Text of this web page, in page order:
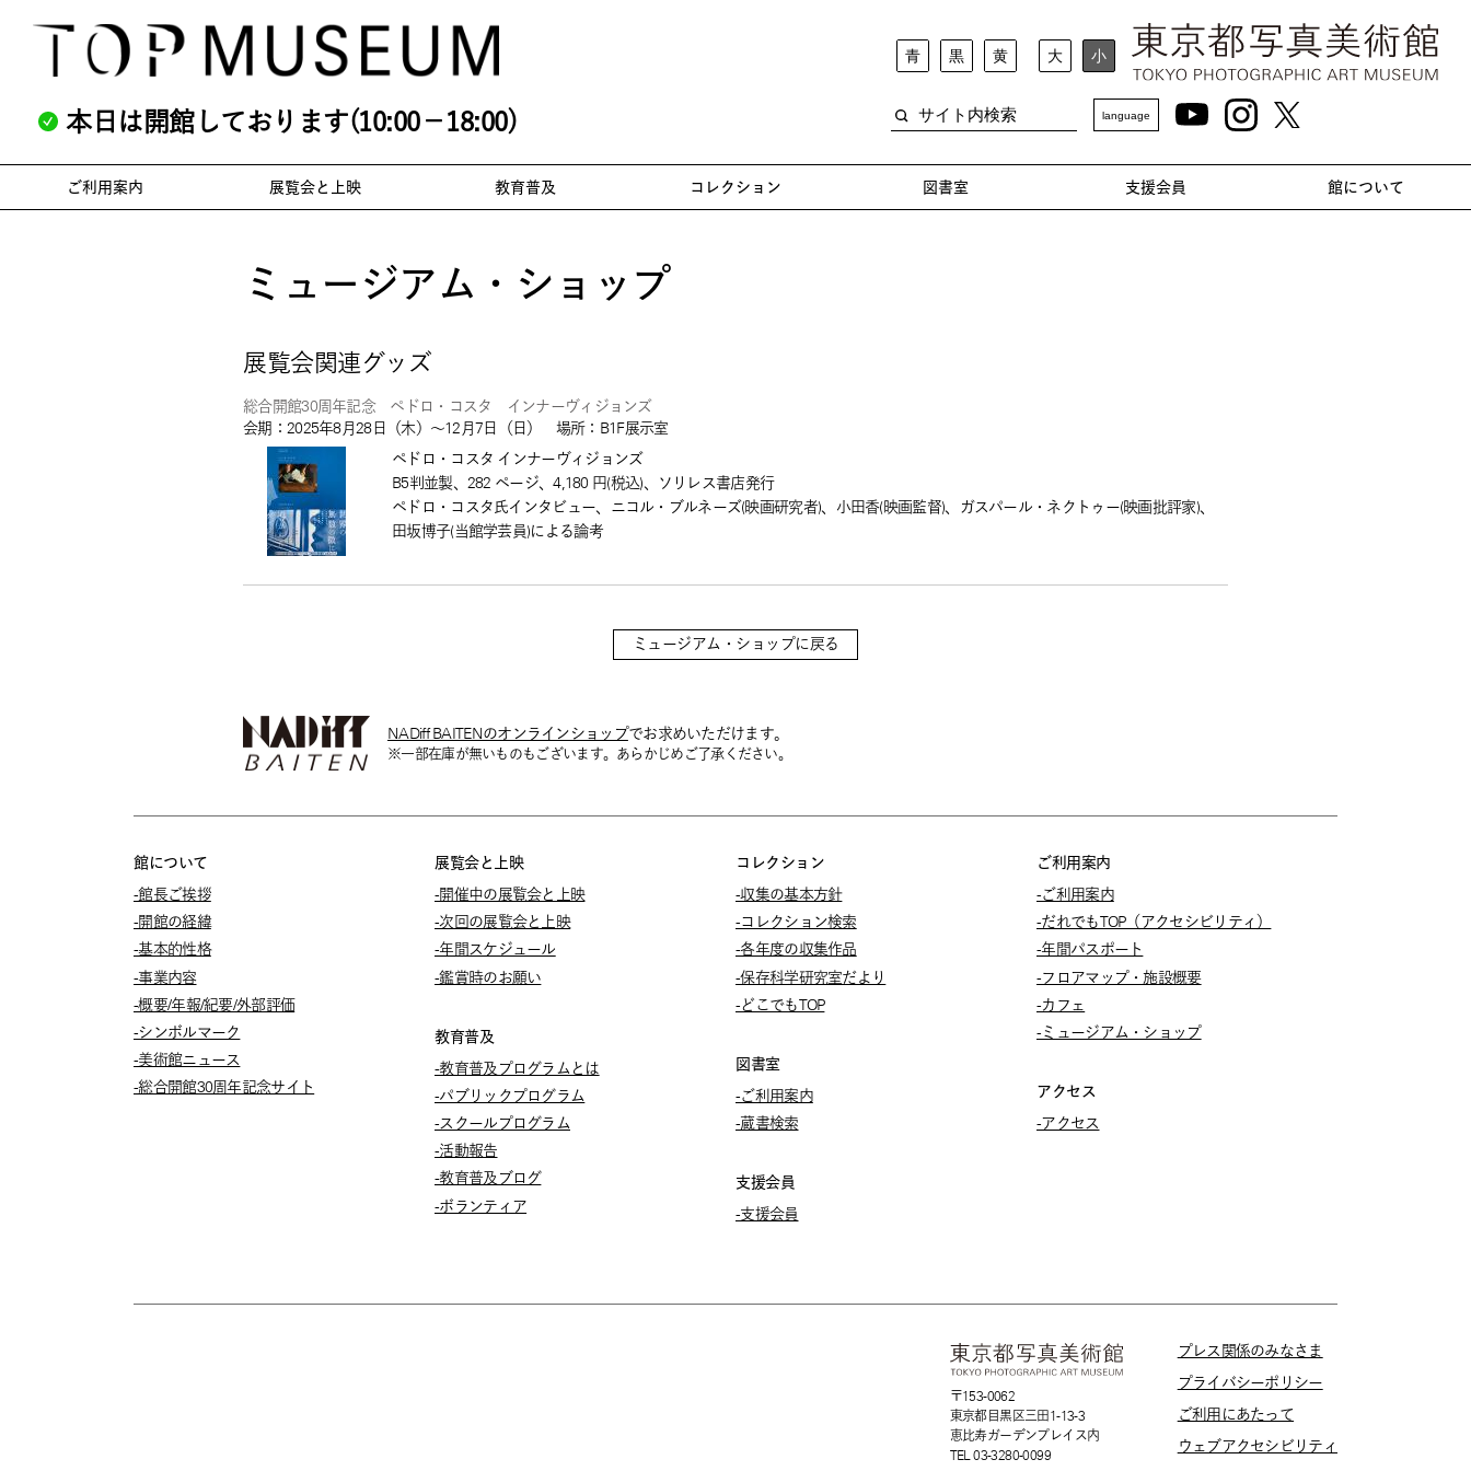
本日は開館しております(10:00－18:00)
青 黒 黄 大 小
language
ご利用案内 展覧会と上映 教育普及 コレクション 図書室 支援会員 館について
ミュージアム・ショップ
展覧会関連グッズ
総合開館30周年記念 ペドロ・コスタ インナーヴィジョンズ
会期：2025年8月28日（木）～12月7日（日） 場所：B1F展示室
ペドロ・コスタ インナーヴィジョンズ
B5判並製、282 ページ、4,180 円(税込)、ソリレス書店発行
ペドロ・コスタ氏インタビュー、ニコル・ブルネーズ(映画研究者)、小田香(映画監督)、ガスパール・ネクトゥー(映画批評家)、
田坂博子(当館学芸員)による論考
ミュージアム・ショップに戻る
NADiff BAITENのオンラインショップでお求めいただけます。
※一部在庫が無いものもございます。あらかじめご了承ください。
館について
-館長ご挨拶
-開館の経緯
-基本的性格
-事業内容
-概要/年報/紀要/外部評価
-シンボルマーク
-美術館ニュース
-総合開館30周年記念サイト
展覧会と上映
-開催中の展覧会と上映
-次回の展覧会と上映
-年間スケジュール
-鑑賞時のお願い
教育普及
-教育普及プログラムとは
-パブリックプログラム
-スクールプログラム
-活動報告
-教育普及ブログ
-ボランティア
コレクション
-収集の基本方針
-コレクション検索
-各年度の収集作品
-保存科学研究室だより
-どこでもTOP
図書室
-ご利用案内
-蔵書検索
支援会員
-支援会員
ご利用案内
-ご利用案内
-だれでもTOP（アクセシビリティ）
-年間パスポート
-フロアマップ・施設概要
-カフェ
-ミュージアム・ショップ
アクセス
-アクセス
〒153-0062
東京都目黒区三田1-13-3
恵比寿ガーデンプレイス内
TEL 03-3280-0099
プレス関係のみなさま
プライバシーポリシー
ご利用にあたって
ウェブアクセシビリティ